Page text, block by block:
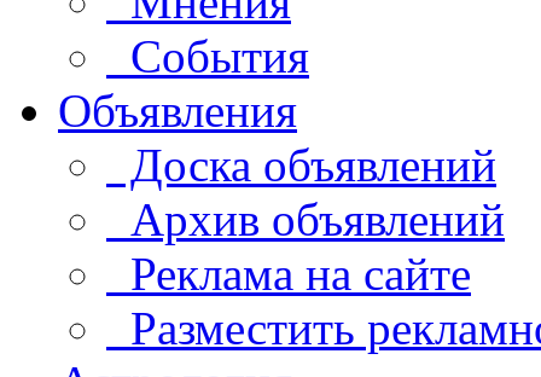
События
Объявления
Доска объявлений
Архив объявлений
Реклама на сайте
Разместить